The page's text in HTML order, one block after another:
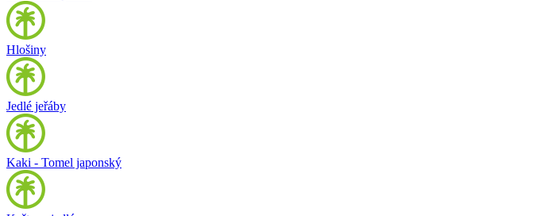
Hlošiny
Jedlé jeřáby
Kaki - Tomel japonský